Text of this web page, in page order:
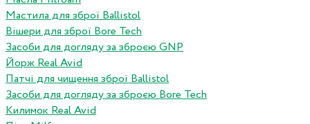
Мастила для зброї Ballistol
Вішери для зброї Bore Tech
Засоби для догляду за зброєю GNP
Йорж Real Avid
Патчі для чищення зброї Ballistol
Засоби для догляду за зброєю Bore Tech
Килимок Real Avid